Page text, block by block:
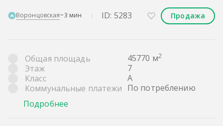
Воронцовская~3 мин ID: 5283 Продажа
Общая площадь 45770 м2
Этаж
7
Класс
A
Коммунальные платежи По потреблению
Подробнее